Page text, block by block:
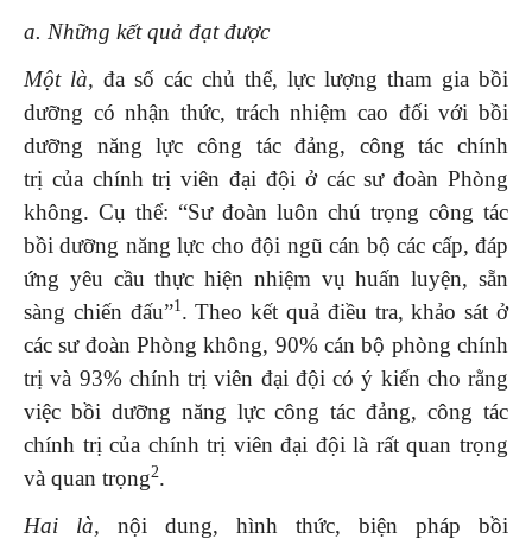
a. Những kết quả đạt được
Một là, đa số các chủ thể, lực lượng tham gia bồi
dưỡng có nhận thức, trách nhiệm cao đối với bồi
dưỡng năng lực công tác đảng, công tác chính
trị của chính trị viên đại đội ở các sư đoàn Phòng
không. Cụ thể: “Sư đoàn luôn chú trọng công tác
bồi dưỡng năng lực cho đội ngũ cán bộ các cấp, đáp
ứng yêu cầu thực hiện nhiệm vụ huấn luyện, sẵn
sàng chiến đấu”1. Theo kết quả điều tra, khảo sát ở
các sư đoàn Phòng không, 90% cán bộ phòng chính
trị và 93% chính trị viên đại đội có ý kiến cho rằng
việc bồi dưỡng năng lực công tác đảng, công tác
chính trị của chính trị viên đại đội là rất quan trọng
và quan trọng2.
Hai là, nội dung, hình thức, biện pháp bồi